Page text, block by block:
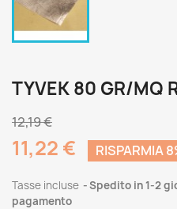
TYVEK 80 GR/MQ
12,19 €
11,22 € RISPARMIA
Tasse incluse
Spedito in 1-2
pagamento